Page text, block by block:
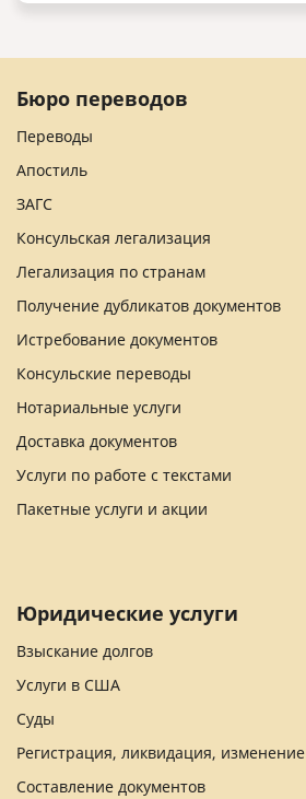
Бюро переводов
Переводы
Апостиль
ЗАГС
Консульская легализация
Легализация по странам
Получение дубликатов документов
Истребование документов
Консульские переводы
Нотариальные услуги
Доставка документов
Услуги по работе с текстами
Пакетные услуги и акции
Юридические услуги
Взыскание долгов
Услуги в США
Суды
Регистрация, ликвидация, изменение
Составление документов